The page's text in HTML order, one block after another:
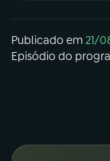
Publicado em21/
Episódio do